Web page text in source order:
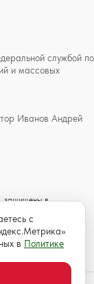
службой по
и массовых
Иванов Андрей
защищены в
об авторском
аудио и
с обязательной
16 лет.
с
в Политике